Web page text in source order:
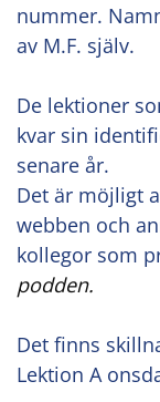
nummer.
av M.F. själv.
De lektioner
kvar sin
senare år.
Det är möjligt
webben och
kollegor som
podden.
Det finns
Lektion A